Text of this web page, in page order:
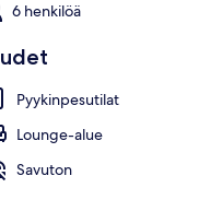
6 henkilöä
Pyykinpesutilat
Lounge-alue
Savuton